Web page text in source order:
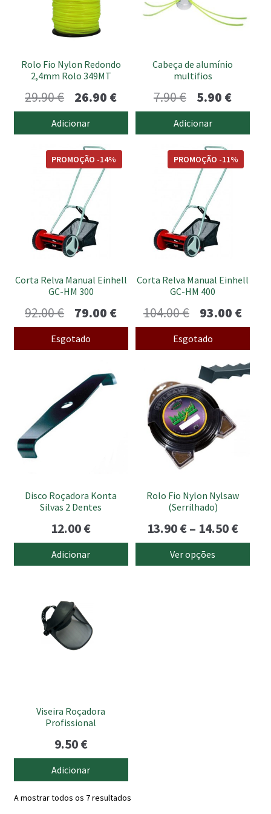
Rolo Fio Nylon Redondo
2,4mm Rolo 349MT
29.90€
O
preço
original
era:
29.90 €.
26.90 €O
preço
atual
Adicionar
Cabeça de alumínio
multifios
7.90€
preço
original
era:
7.90 €.
5.90 €O
preço
atual
é:
Adicionar
Corta Relva Manual Einhell
GC-HM 300
PROMOÇÃO -14%
92.00€
O
preço
original
era:
92.00 €.
79.00 €O
preço
atual
79.00 €.
Esgotado
Corta Relva Manual Einhell
GC-HM 400
PROMOÇÃO -11%
104.00€
preço
original
era:
104.00 €.
93.00 €O
é:
Esgotado
Disco Roçadora Konta
Silvas 2 Dentes
12.00€
Adicionar
Rolo Fio Nylon Nylsaw
(Serrilhado)
13.90€– 14.50€Price
13.90
Ver opções
product
multiple
variants.
options
chosen
the
page
Viseira Roçadora
Profissional
9.50€
Adicionar
A mostrar todos os 7 resultados